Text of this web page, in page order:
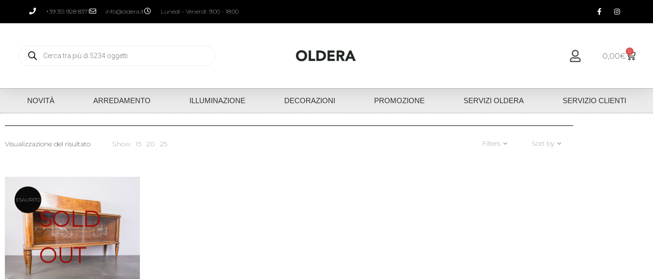
+39 351 928 8371 info@oldera.it Lunedì - Venerdì: 9:00 - 18:00
0,00€ 0
NOVITÀ ARREDAMENTO ILLUMINAZIONE DECORAZIONI PROMOZIONE SERVIZI OLDERA SERVIZIO CLIENTI
Visualizzazione del risultato Show 15 20 25 Filters Sort by
SOLD
OUT
ESAURITO